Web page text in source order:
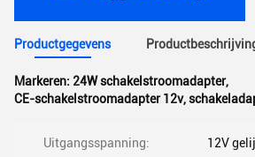
Productgegevens
Markeren: 24W schakelstroomadapter,
CE-schakelstroomadapter 12v,
Uitgangsspanning: 12V